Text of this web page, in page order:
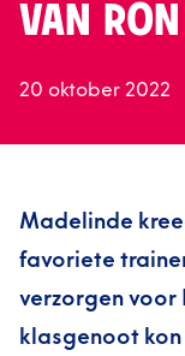
VAN
20 oktober 2022
Madelinde
favoriete
verzorgen voor
klasgenoot kon